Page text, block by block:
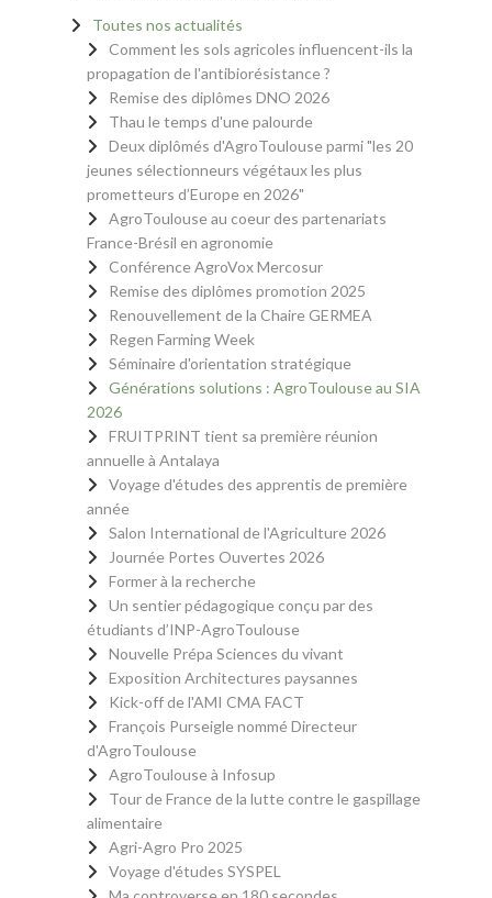
Toutes nos actualités
Comment les sols agricoles influencent-ils la
propagation de l'antibiorésistance ?
Remise des diplômes DNO 2026
Thau le temps d'une palourde
Deux diplômés d'AgroToulouse parmi "les 20
jeunes sélectionneurs végétaux les plus
prometteurs d’Europe en 2026"
AgroToulouse au coeur des partenariats
France-Brésil en agronomie
Conférence AgroVox Mercosur
Remise des diplômes promotion 2025
Renouvellement de la Chaire GERMEA
Regen Farming Week
Séminaire d'orientation stratégique
Générations solutions : AgroToulouse au SIA
2026
FRUITPRINT tient sa première réunion
annuelle à Antalaya
Voyage d'études des apprentis de première
année
Salon International de l'Agriculture 2026
Journée Portes Ouvertes 2026
Former à la recherche
Un sentier pédagogique conçu par des
étudiants d’INP-AgroToulouse
Nouvelle Prépa Sciences du vivant
Exposition Architectures paysannes
Kick-off de l'AMI CMA FACT
François Purseigle nommé Directeur
d'AgroToulouse
AgroToulouse à Infosup
Tour de France de la lutte contre le gaspillage
alimentaire
Agri-Agro Pro 2025
Voyage d'études SYSPEL